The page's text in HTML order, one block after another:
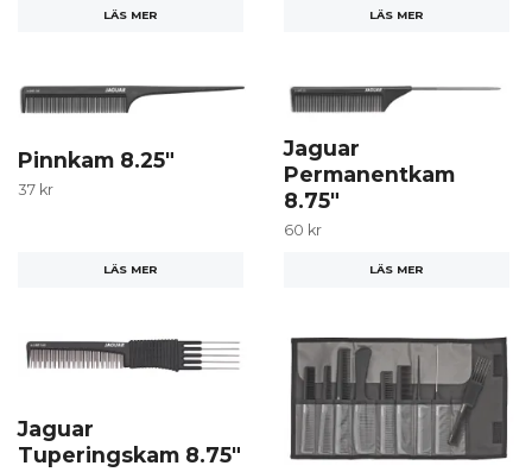
LÄS MER LÄS MER
Pinnkam 8.25"
37 kr
LÄS MER
Jaguar
Permanentkam
8.75"
60 kr
LÄS MER
Jaguar
Tuperingskam 8.75"